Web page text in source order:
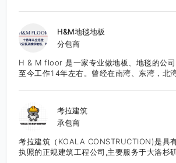
frankzhang818@yahoo.com
H&M地毯地板
分包商
H & M floor 是一家专业做地板、地毯的公
至今工作14年左右。曾经在南湾、东湾，北
务于湾区的城市。 先提供免费报价咨询服务。
考拉建筑
承包商
考拉建筑（KOALA CONSTRUCTION)是具
执照的正规建筑工程公司,主要服务于大洛杉